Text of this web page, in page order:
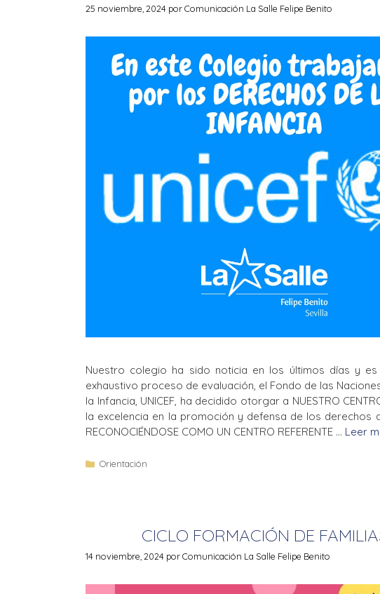
25 noviembre, 2024 porComunicación La Salle Felipe Benito
Nuestro colegio ha sido noticia en los últimos días y
exhaustivo proceso de evaluación, el Fondo de las
la Infancia, UNICEF, ha decidido otorgar a NUESTRO
la excelencia en la promoción y defensa de los derechos
RECONOCIÉNDOSE COMO UN CENTRO REFERENTE … Leer
Orientación
CICLO FORMACIÓN DE
14 noviembre, 2024 porComunicación La Salle Felipe Benito